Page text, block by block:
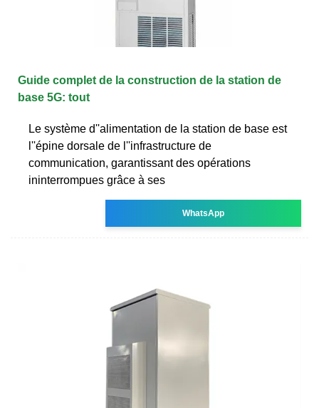
Guide complet de la construction de la station de
base 5G: tout
Le système d''alimentation de la station de base est
l''épine dorsale de l''infrastructure de
communication, garantissant des opérations
ininterrompues grâce à ses
WhatsApp